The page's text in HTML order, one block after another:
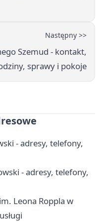
Następny >>
Szemud - kontakt,
sprawy i pokoje
- adresy, telefony,
- adresy, telefony,
Leona Roppla w